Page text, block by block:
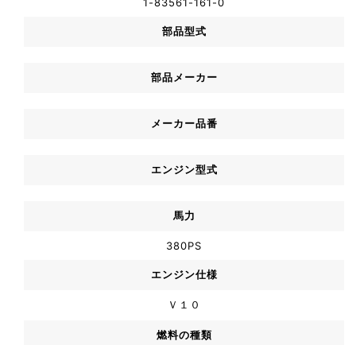
部品型式
部品メーカー
メーカー品番
エンジン型式
馬力
380PS
エンジン仕様
Ｖ１０
燃料の種類